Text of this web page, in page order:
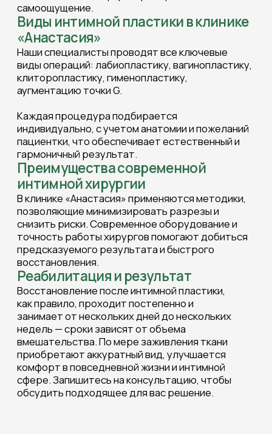
+7 (831) 260-15-35
Социальные сети
Контактная информация
пн-пт: 9:00 - 20:00, сб: 9:00 - 15:00,
вс: выходной
Центр эстетической медицины
Нижний Новгород, ул. Грузинская 46
Нижний Новгород, пр. Ленина 1
вс: выходной
Клиника пластической хирургии
Нижний Новгород, пр. Ленина 1
ООО "Центр эстетической медицины "Анастасия"
Лицензия № ЛО41-01164-52/00368286 от 20
февраля 2020 г. выдана Министерством
ООО "Клиника пластической хирургии и
косметологии "Анастасия" Лицензия № ЛО41-
01164-52/00368296 от 18 ноября 2020 г. выдана
Министерством Здравоохранения
Нижегородской области
Основания для размещения изображений
Согласие на обработку персональных данных
Политика обработки персональных данных